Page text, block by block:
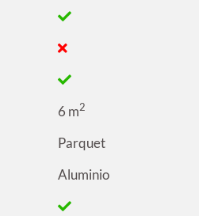
6 m2
Parquet
Aluminio